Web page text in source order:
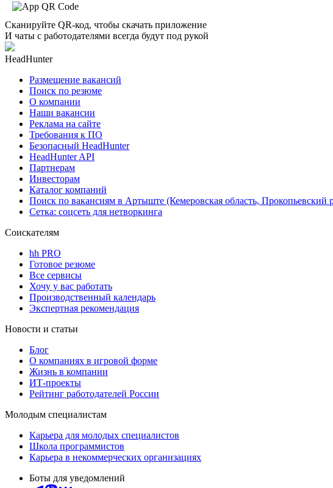
Сканируйте QR-код, чтобы скачать приложение
И чаты с работодателями всегда будут под рукой
HeadHunter
Размещение вакансий
Поиск по резюме
О компании
Наши вакансии
Реклама на сайте
Требования к ПО
Безопасный HeadHunter
HeadHunter API
Партнерам
Инвесторам
Каталог компаний
Поиск по вакансиям в Артыште (Кемеровская область, Прокопьевский
Сетка: соцсеть для нетворкинга
Соискателям
hh PRO
Готовое резюме
Все сервисы
Хочу у вас работать
Производственный календарь
Экспертная рекомендация
Новости и статьи
Блог
О компаниях в игровой форме
Жизнь в компании
ИТ-проекты
Рейтинг работодателей России
Молодым специалистам
Карьера для молодых специалистов
Школа программистов
Карьера в некоммерческих организациях
Боты для уведомлений